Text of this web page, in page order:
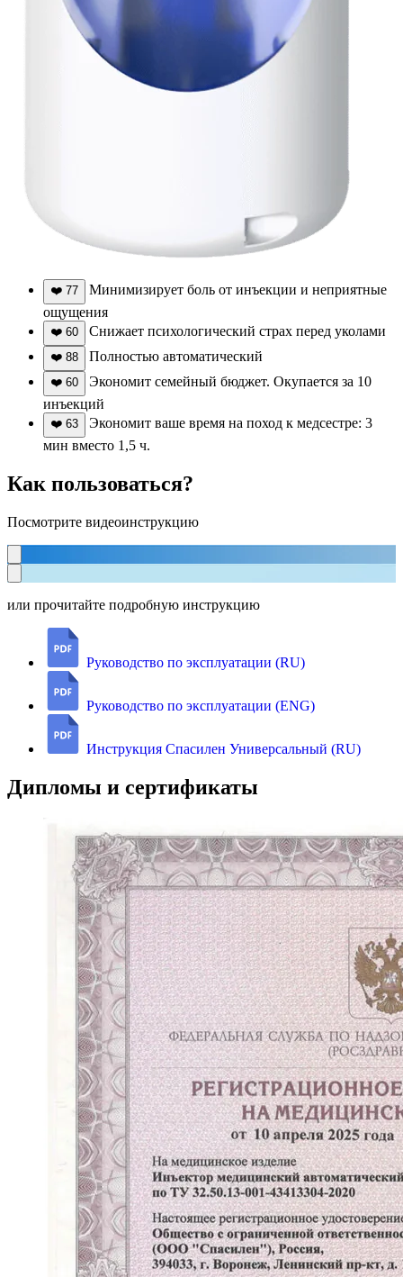
❤️ 77
Минимизирует боль от инъекции и неприятные
ощущения
❤️ 60 Снижает психологический страх перед уколами
❤️ 88 Полностью автоматический
❤️ 60
Экономит семейный бюджет. Окупается за 10
инъекций
❤️ 63
Экономит ваше время на поход к медсестре: 3
мин вместо 1,5 ч.
Как пользоваться?
Посмотрите видеоинструкцию
или прочитайте подробную инструкцию
Руководство по эксплуатации (RU)
Руководство по эксплуатации (ENG)
Инструкция Спасилен Универсальный (RU)
Дипломы и сертификаты